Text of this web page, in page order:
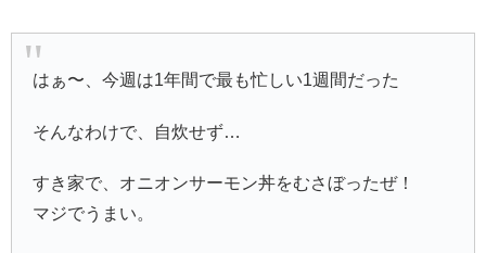
はぁ〜、今週は1年間で最も忙しい1週間だった
そんなわけで、自炊せず…
すき家で、オニオンサーモン丼をむさぼったぜ！
マジでうまい。